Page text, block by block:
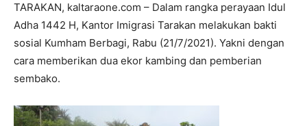
TARAKAN, kaltaraone.com – Dalam rangka perayaan Idul
Adha 1442 H, Kantor Imigrasi Tarakan melakukan bakti
sosial Kumham Berbagi, Rabu (21/7/2021). Yakni dengan
cara memberikan dua ekor kambing dan pemberian
sembako.